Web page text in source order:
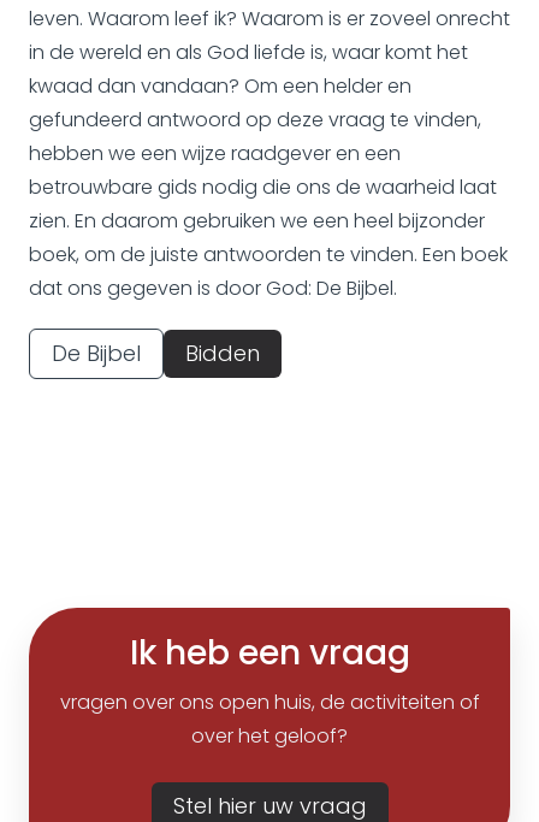
leven. Waarom leef ik? Waarom is er zoveel onrecht
in de wereld en als God liefde is, waar komt het
kwaad dan vandaan? Om een helder en
gefundeerd antwoord op deze vraag te vinden,
hebben we een wijze raadgever en een
betrouwbare gids nodig die ons de waarheid laat
zien. En daarom gebruiken we een heel bijzonder
boek, om de juiste antwoorden te vinden. Een boek
dat ons gegeven is door God: De Bijbel.
De Bijbel Bidden
Ik heb een vraag
vragen over ons open huis, de activiteiten of
over het geloof?
Stel hier uw vraag